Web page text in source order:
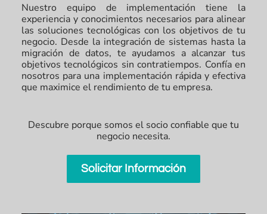
Nuestro equipo de implementación tiene la
experiencia y conocimientos necesarios para alinear
las soluciones tecnológicas con los objetivos de tu
negocio. Desde la integración de sistemas hasta la
migración de datos, te ayudamos a alcanzar tus
objetivos tecnológicos sin contratiempos. Confía en
nosotros para una implementación rápida y efectiva
que maximice el rendimiento de tu empresa.
Descubre porque somos el socio confiable que tu
negocio necesita.
Solicitar Información